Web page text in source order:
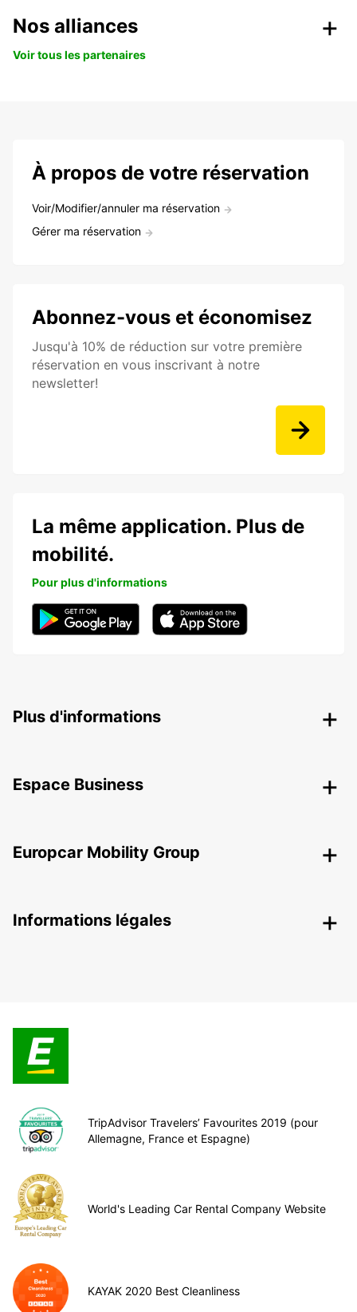
Nos alliances
Voir tous les partenaires
À propos de votre réservation
Voir/Modifier/annuler ma réservation
Gérer ma réservation
Abonnez-vous et économisez
Jusqu'à 10% de réduction sur votre première
réservation en vous inscrivant à notre
newsletter!
La même application. Plus de
mobilité.
Pour plus d'informations
Plus d'informations
Espace Business
Europcar Mobility Group
Informations légales
TripAdvisor Travelers’ Favourites 2019 (pour
Allemagne, France et Espagne)
World's Leading Car Rental Company Website
KAYAK 2020 Best Cleanliness